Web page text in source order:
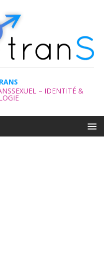
– IDENTITÉ &